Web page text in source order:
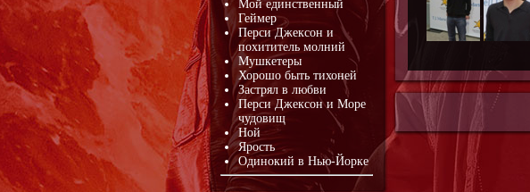
Мой единственный
Геймер
Перси Джексон и
похититель молний
Мушкетеры
Хорошо быть тихоней
Застрял в любви
Перси Джексон и Море
чудовищ
Ной
Ярость
Одинокий в Нью-Йорке